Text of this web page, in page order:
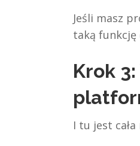
Jeśli masz
taką funkcję
Krok
I tu jest